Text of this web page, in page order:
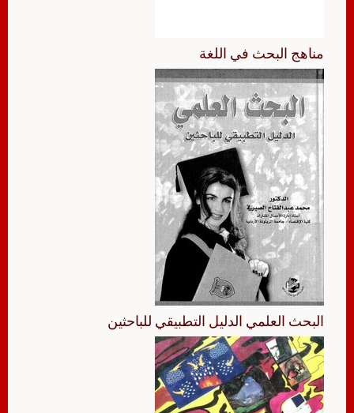
مناهج البحث في اللغة
البحث العلمي الدليل التطبيقي للباحثين